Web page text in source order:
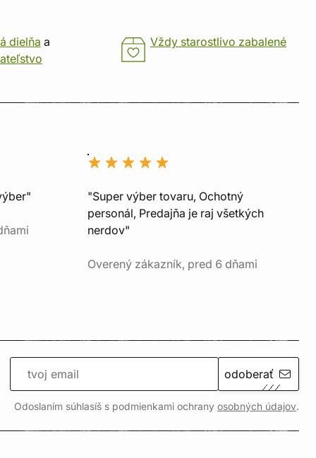
dielňa a
Vždy starostlivo zabalené
"Super výber tovaru, Ochotný
personál, Predajňa je raj všetkých
nerdov"
Overený zákazník, pred 6 dňami
odoberať
Odoslaním súhlasíš s podmienkami ochrany osobných údajov.